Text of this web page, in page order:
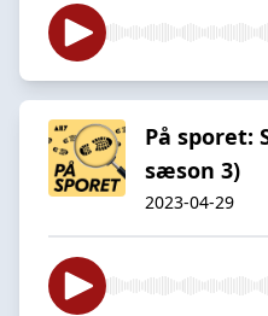
På sporet:
sæson 3)
2023-04-29